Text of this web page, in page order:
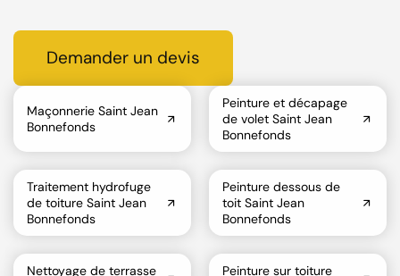
Demander un devis
Maçonnerie Saint Jean
Bonnefonds
Peinture et décapage
de volet Saint Jean
Bonnefonds
Traitement hydrofuge
de toiture Saint Jean
Bonnefonds
Peinture dessous de
toit Saint Jean
Bonnefonds
Nettoyage de terrasse Peinture sur toiture